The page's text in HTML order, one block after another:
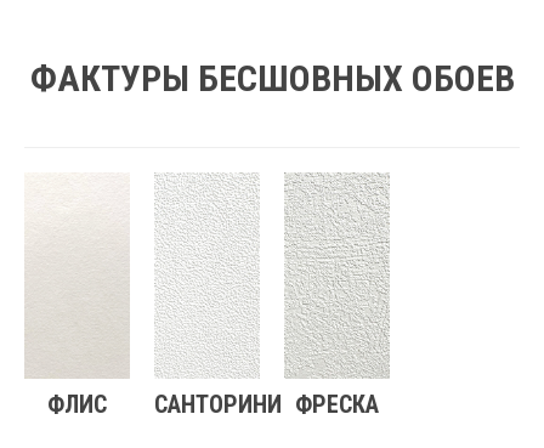
ФАКТУРЫ БЕСШОВНЫХ ОБОЕВ
ФЛИС САНТОРИНИ ФРЕСКА